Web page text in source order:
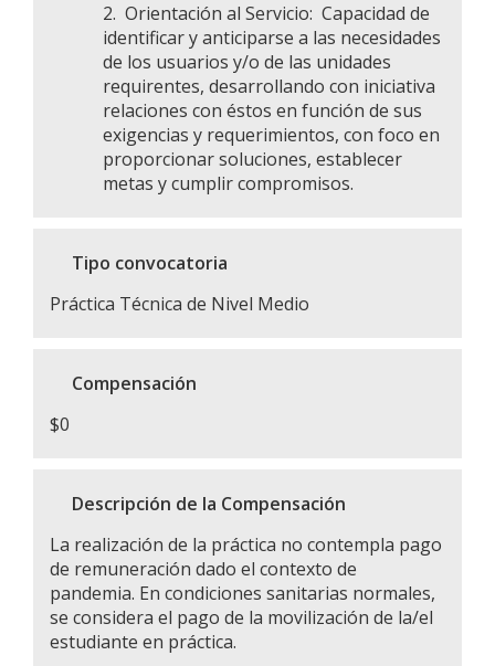
2. Orientación al Servicio: Capacidad de
identificar y anticiparse a las necesidades
de los usuarios y/o de las unidades
requirentes, desarrollando con iniciativa
relaciones con éstos en función de sus
exigencias y requerimientos, con foco en
proporcionar soluciones, establecer
metas y cumplir compromisos.
Tipo convocatoria
Práctica Técnica de Nivel Medio
Compensación
$0
Descripción de la Compensación
La realización de la práctica no contempla pago
de remuneración dado el contexto de
pandemia. En condiciones sanitarias normales,
se considera el pago de la movilización de la/el
estudiante en práctica.